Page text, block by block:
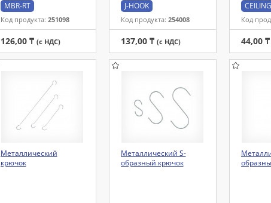
MBR-RT
Код продукта: 251098
126,00 ₸ (с НДС)
J-HOOK
Код продукта: 254008
137,00 ₸ (с НДС)
Код
44,00 ₸
Металлический
крючок
Металлический S-
образный крючок